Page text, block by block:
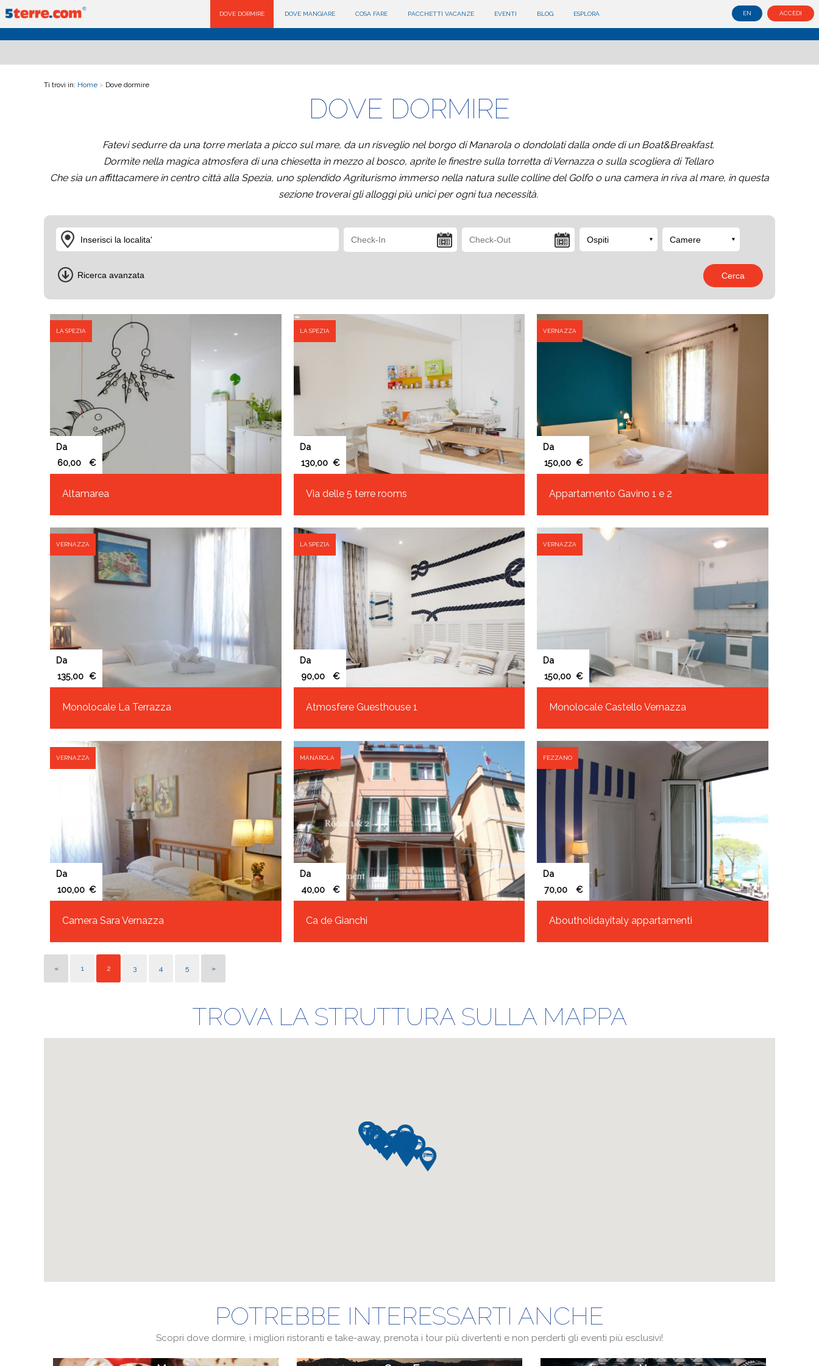
EN ACCEDI
DOVE DORMIRE DOVE MANGIARE COSA FARE PACCHETTI VACANZE EVENTI BLOG ESPLORA
Ti trovi in: Home > Dove dormire
DOVE DORMIRE
Fatevi sedurre da una torre merlata a picco sul mare, da un risveglio nel borgo di Manarola o dondolati dalla onde di un Boat&Breakfast.
Dormite nella magica atmosfera di una chiesetta in mezzo al bosco, aprite le finestre sulla torretta di Vernazza o sulla scogliera di Tellaro
Che sia un affittacamere in centro città alla Spezia, uno splendido Agriturismo immerso nella natura sulle colline del Golfo o una camera in riva al mare, in questa
sezione troverai gli alloggi più unici per ogni tua necessità.
Ospiti Camere
Ricerca avanzata
LA SPEZIA
Altamarea
Da
€
LA SPEZIA
Via delle 5 terre rooms
Da
€
VERNAZZA
Appartamento Gavino 1 e 2
Da
€
VERNAZZA
Monolocale La Terrazza
Da
€
LA SPEZIA
Atmosfere Guesthouse 1
Da
€
VERNAZZA
Monolocale Castello Vernazza
Da
€
VERNAZZA
Camera Sara Vernazza
Da
€
MANAROLA
Ca de Gianchi
Da
€
FEZZANO
Aboutholidayitaly appartamenti
Da
€
« 1 2 3 4 5 »
TROVA LA STRUTTURA SULLA MAPPA
POTREBBE INTERESSARTI ANCHE
Scopri dove dormire, i migliori ristoranti e take-away, prenota i tour più divertenti e non perderti gli eventi più esclusivi!